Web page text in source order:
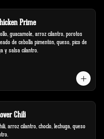
Prime
guacamole, arroz cilantro, porotos
de cebolla pimentón, queso, pico de
y salsa cilantro.
Chili
arroz cilantro, choclo, lechuga, queso